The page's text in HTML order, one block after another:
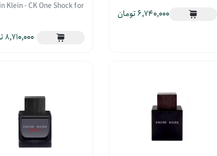
6,740,000
Klein - CK One Shock for
8,710,000